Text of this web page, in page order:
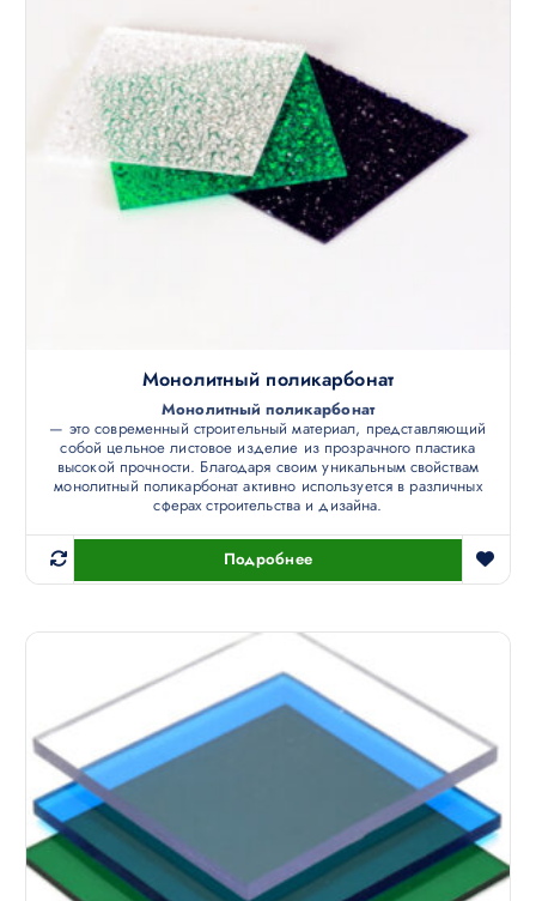
Монолитный поликарбонат
Монолитный поликарбонат
— это современный строительный материал, представляющий
собой цельное листовое изделие из прозрачного пластика
высокой прочности. Благодаря своим уникальным свойствам
монолитный поликарбонат активно используется в различных
сферах строительства и дизайна.
Подробнее